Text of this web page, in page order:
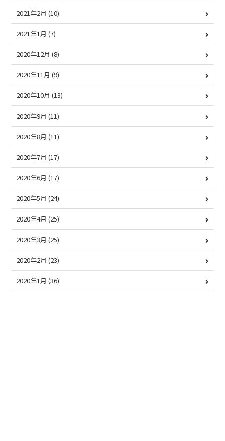
2021年2月 (10)
2021年1月 (7)
2020年12月 (8)
2020年11月 (9)
2020年10月 (13)
2020年9月 (11)
2020年8月 (11)
2020年7月 (17)
2020年6月 (17)
2020年5月 (24)
2020年4月 (25)
2020年3月 (25)
2020年2月 (23)
2020年1月 (36)